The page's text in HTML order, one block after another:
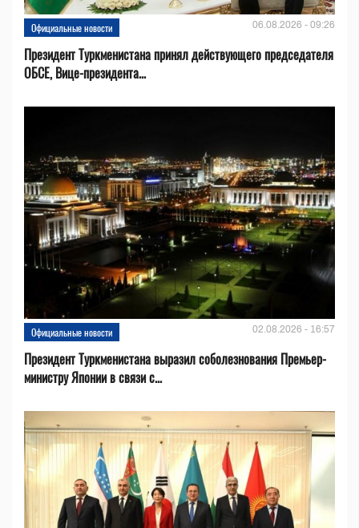
Официальные новости 06.08.2026 - 09:26
Президент Туркменистана принял действующего председателя
ОБСЕ, Вице-президента...
Официальные новости 02.08.2026 - 16:57
Президент Туркменистана выразил соболезнования Премьер-
министру Японии в связи с...